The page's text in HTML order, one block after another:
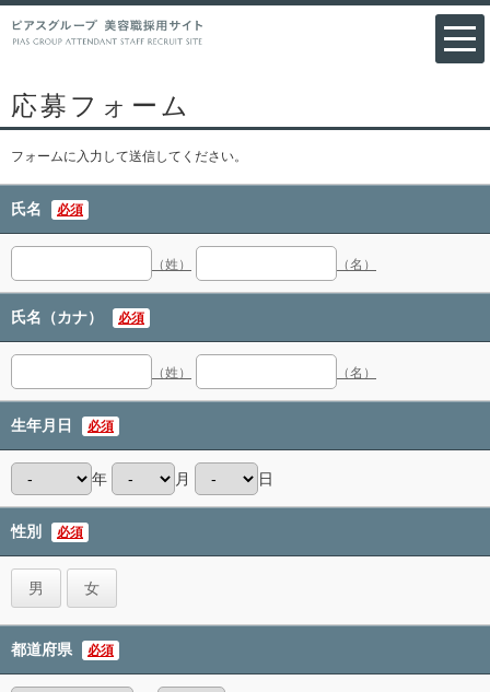
応募フォーム
フォームに入力して送信してください。
氏名 必須
（姓） （名）
氏名（カナ） 必須
（姓） （名）
生年月日 必須
年 月 日
性別 必須
男 女
都道府県 必須